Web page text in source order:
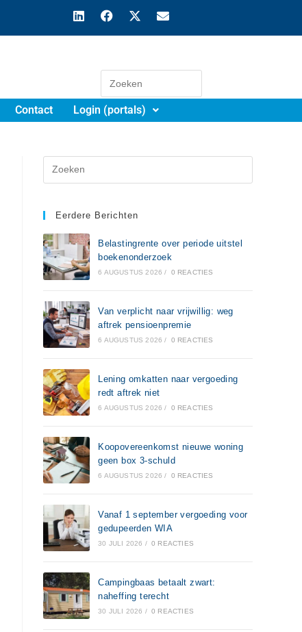
Contact Login (portals)
Eerdere Berichten
Belastingrente over periode uitstel
boekenonderzoek
6 AUGUSTUS 2026 / 0 REACTIES
Van verplicht naar vrijwillig: weg
aftrek pensioenpremie
6 AUGUSTUS 2026 / 0 REACTIES
Lening omkatten naar vergoeding
redt aftrek niet
6 AUGUSTUS 2026 / 0 REACTIES
Koopovereenkomst nieuwe woning
geen box 3-schuld
6 AUGUSTUS 2026 / 0 REACTIES
Vanaf 1 september vergoeding voor
gedupeerden WIA
30 JULI 2026 / 0 REACTIES
Campingbaas betaalt zwart:
naheffing terecht
30 JULI 2026 / 0 REACTIES